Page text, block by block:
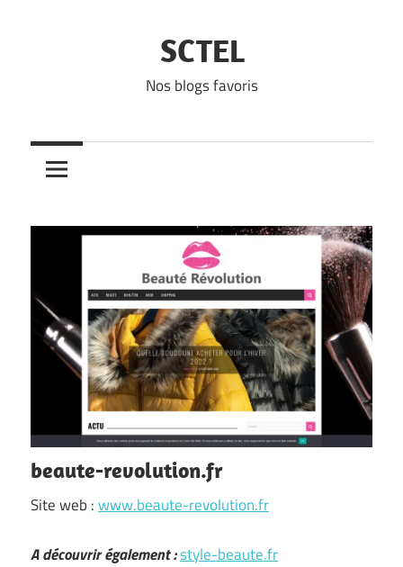
SCTEL
Nos blogs favoris
beaute-revolution.fr
Site web :www.beaute-revolution.fr
A découvrir également :style-beaute.fr